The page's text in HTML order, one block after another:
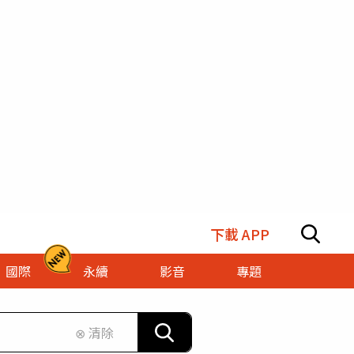
下載 APP
國際 永續 影音
專題
⊗ 清除